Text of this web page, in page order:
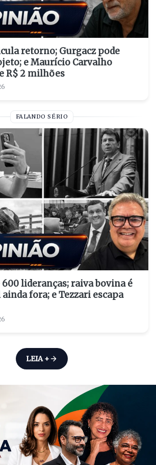
retorno; Gurgacz pode
e Maurício Carvalho
R$ 2 milhões
FALANDO SÉRIO
600 lideranças; raiva bovina é
ainda fora; e Tezzari escapa
LEIA +